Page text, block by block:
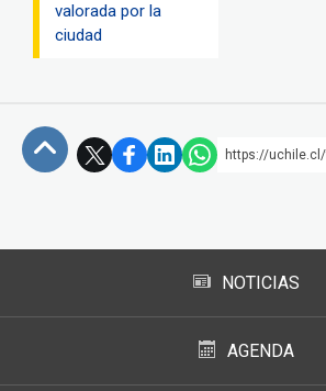
valorada por la
ciudad
https://
NOTICIAS
AGENDA